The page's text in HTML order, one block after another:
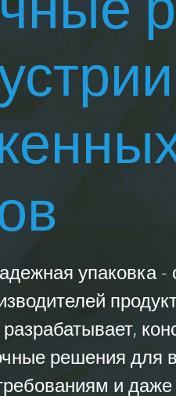
упаковка
решения для
и